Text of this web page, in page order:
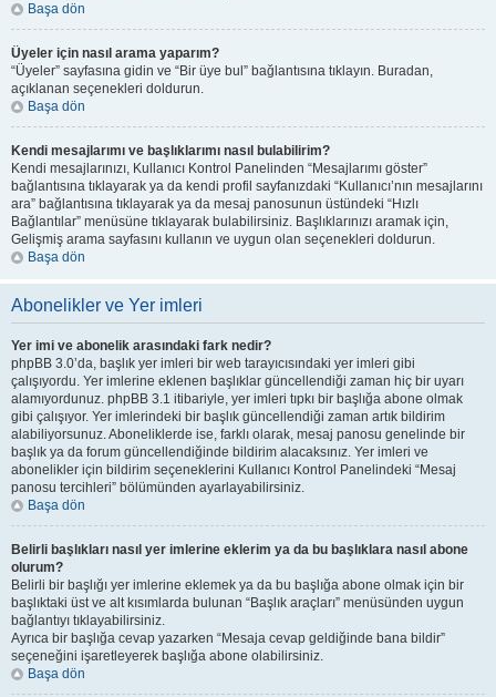
Başa dön
Üyeler için nasıl arama yaparım?
“Üyeler” sayfasına gidin ve “Bir üye bul” bağlantısına tıklayın. Buradan,
açıklanan seçenekleri doldurun.
Başa dön
Kendi mesajlarımı ve başlıklarımı nasıl bulabilirim?
Kendi mesajlarınızı, Kullanıcı Kontrol Panelinden “Mesajlarımı göster”
bağlantısına tıklayarak ya da kendi profil sayfanızdaki “Kullanıcı’nın mesajlarını
ara” bağlantısına tıklayarak ya da mesaj panosunun üstündeki “Hızlı
Bağlantılar” menüsüne tıklayarak bulabilirsiniz. Başlıklarınızı aramak için,
Gelişmiş arama sayfasını kullanın ve uygun olan seçenekleri doldurun.
Başa dön
Abonelikler ve Yer imleri
Yer imi ve abonelik arasındaki fark nedir?
phpBB 3.0’da, başlık yer imleri bir web tarayıcısındaki yer imleri gibi
çalışıyordu. Yer imlerine eklenen başlıklar güncellendiği zaman hiç bir uyarı
alamıyordunuz. phpBB 3.1 itibariyle, yer imleri tıpkı bir başlığa abone olmak
gibi çalışıyor. Yer imlerindeki bir başlık güncellendiği zaman artık bildirim
alabiliyorsunuz. Aboneliklerde ise, farklı olarak, mesaj panosu genelinde bir
başlık ya da forum güncellendiğinde bildirim alacaksınız. Yer imleri ve
abonelikler için bildirim seçeneklerini Kullanıcı Kontrol Panelindeki “Mesaj
panosu tercihleri” bölümünden ayarlayabilirsiniz.
Başa dön
Belirli başlıkları nasıl yer imlerine eklerim ya da bu başlıklara nasıl abone
olurum?
Belirli bir başlığı yer imlerine eklemek ya da bu başlığa abone olmak için bir
başlıktaki üst ve alt kısımlarda bulunan “Başlık araçları” menüsünden uygun
bağlantıyı tıklayabilirsiniz.
Ayrıca bir başlığa cevap yazarken “Mesaja cevap geldiğinde bana bildir”
seçeneğini işaretleyerek başlığa abone olabilirsiniz.
Başa dön